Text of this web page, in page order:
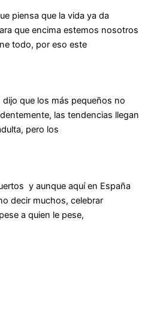
piensa que la vida ya da
que encima estemos nosotros
todo, por eso este
dijo que los más pequeños no
las tendencias llegan
pero los
y aunque aquí en España
decir muchos, celebrar
a quien le pese,